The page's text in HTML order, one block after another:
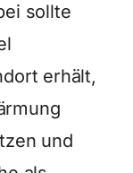
sollte
erhält,
und